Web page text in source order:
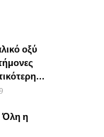
οξύ
Όλη η